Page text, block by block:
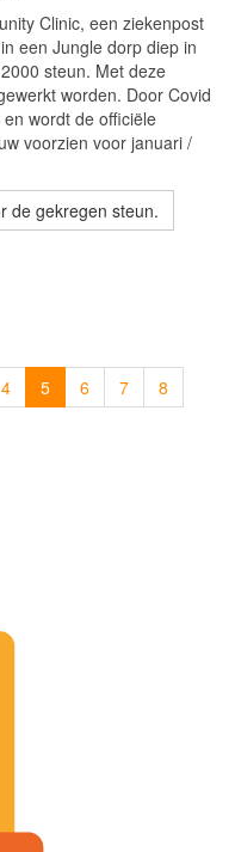
Clinic, een ziekenpost
een Jungle dorp diep in
steun. Met deze
worden. Door Covid
wordt de officiële
voorzien voor januari /
de gekregen steun.
4 5 6 7 8